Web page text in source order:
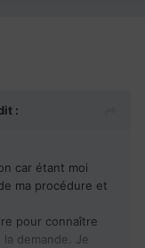
:
car étant moi
ma procédure et
pour connaître
demande. Je